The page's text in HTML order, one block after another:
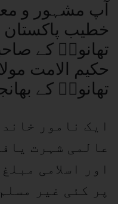
آپ مشہور و
خطیب پاکستان
تھانویؒ کے
حکیم الامت
تھانویؒ کے
ایک نامور
عالمی شہرت
اور اسلامی
پر کئی غیر